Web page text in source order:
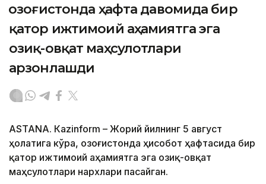
Қозоғистонда ҳафта давомида бир
қатор ижтимоий аҳамиятга эга
озиқ-овқат маҳсулотлари
арзонлашди
ASTANА. Кazinform – Жорий йилнинг 5 август
ҳолатига кўра, Қозоғистонда ҳисобот ҳафтасида бир
қатор ижтимоий аҳамиятга эга озиқ-овқат
маҳсулотлари нархлари пасайган.